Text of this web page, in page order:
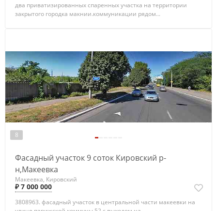
два приватизированных спаренных участка на территории
закрытого городка макнии.коммуникации рядом...
8
Фасадный участок 9 соток Кировский р-
н,Макеевка
Макеевка, Кировский
₽ 7 000 000
3808963. фасадный участок в центральной части макеевки на